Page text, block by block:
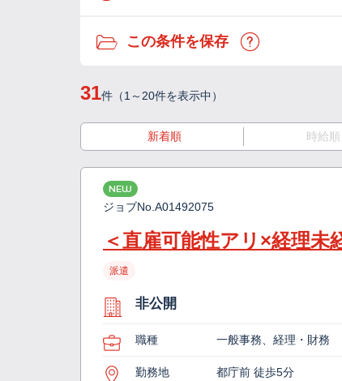
この条件を保存
31件（1～20件を表示中）
新着順 時給順
NEW
ジョブNo. A01492075
＜直雇可能性アリ×経理未
派遣
非公開
職種 一般事務、経理・財務
勤務地 都庁前 徒歩5分